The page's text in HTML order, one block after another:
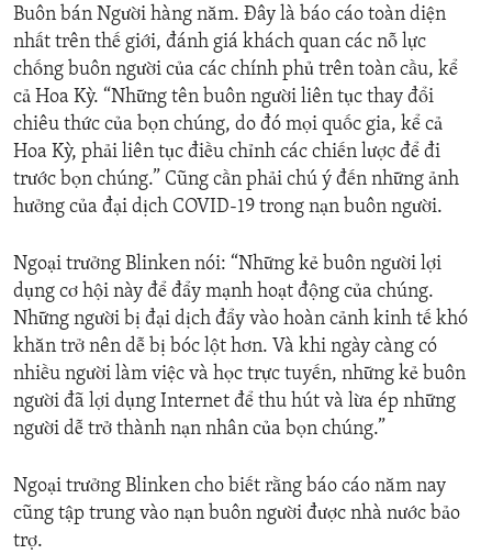
Buôn bán Người hàng năm. Đây là báo cáo toàn diện
nhất trên thế giới, đánh giá khách quan các nỗ lực
chống buôn người của các chính phủ trên toàn cầu, kể
cả Hoa Kỳ. “Những tên buôn người liên tục thay đổi
chiêu thức của bọn chúng, do đó mọi quốc gia, kể cả
Hoa Kỳ, phải liên tục điều chỉnh các chiến lược để đi
trước bọn chúng.” Cũng cần phải chú ý đến những ảnh
hưởng của đại dịch COVID-19 trong nạn buôn người.
Ngoại trưởng Blinken nói: “Những kẻ buôn người lợi
dụng cơ hội này để đẩy mạnh hoạt động của chúng.
Những người bị đại dịch đẩy vào hoàn cảnh kinh tế khó
khăn trở nên dễ bị bóc lột hơn. Và khi ngày càng có
nhiều người làm việc và học trực tuyến, những kẻ buôn
người đã lợi dụng Internet để thu hút và lừa ép những
người dễ trở thành nạn nhân của bọn chúng.”
Ngoại trưởng Blinken cho biết rằng báo cáo năm nay
cũng tập trung vào nạn buôn người được nhà nước bảo
trợ.